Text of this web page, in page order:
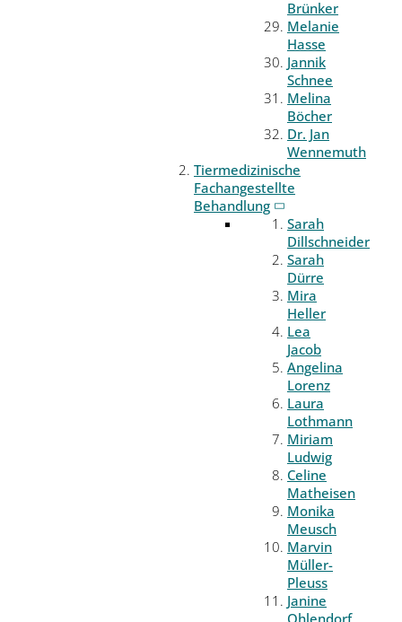
Brünker
Melanie
Hasse
Jannik
Schnee
Melina
Böcher
Dr. Jan
Wennemuth
Tiermedizinische
Fachangestellte
Behandlung
Sarah
Dillschneider
Sarah
Dürre
Mira
Heller
Lea
Jacob
Angelina
Lorenz
Laura
Lothmann
Miriam
Ludwig
Celine
Matheisen
Monika
Meusch
Marvin
Müller-
Pleuss
Janine
Ohlendorf